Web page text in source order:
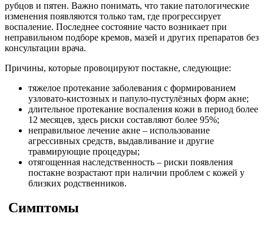
рубцов и пятен. Важно понимать, что такие патологические
изменения появляются только там, где прогрессирует
воспаление. Последнее состояние часто возникает при
неправильном подборе кремов, мазей и других препаратов без
консультации врача.
Причины, которые провоцируют постакне, следующие:
тяжелое протекание заболевания с формированием
узловато-кистозных и папуло-пустулёзных форм акне;
длительное протекание воспаления кожи в период более
12 месяцев, здесь риски составляют более 95%;
неправильное лечение акне – использование
агрессивных средств, выдавливание и другие
травмирующие процедуры;
отягощенная наследственность – риски появления
постакне возрастают при наличии проблем с кожей у
близких родственников.
Симптомы